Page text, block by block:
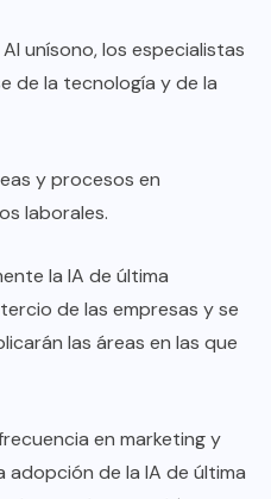
unísono, los especialistas
de la tecnología y de la
y procesos en
laborales.
la IA de última
de las empresas y se
las áreas en las que
en marketing y
de la IA de última